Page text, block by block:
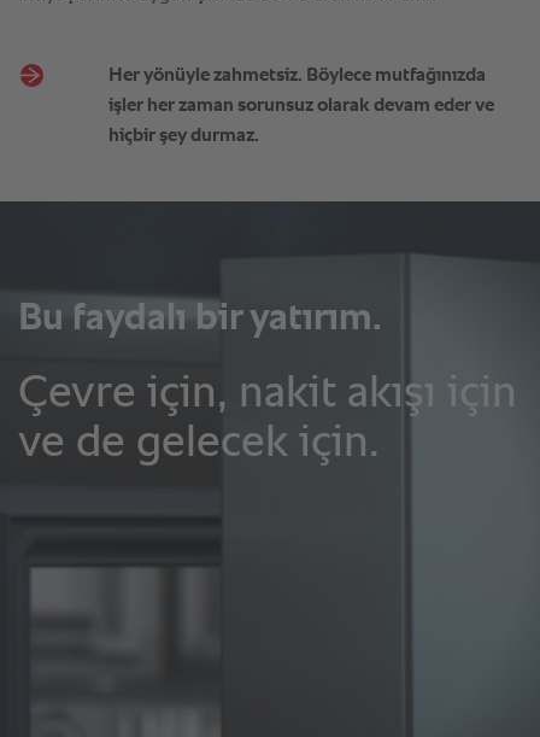
Her yönüyle zahmetsiz. Böylece mutfağınızda
işler her zaman sorunsuz olarak devam eder ve
hiçbir şey durmaz.